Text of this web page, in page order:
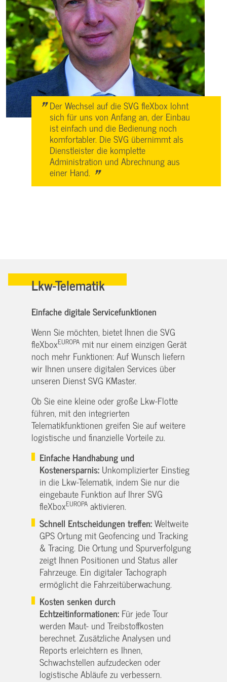
" Der Wechsel auf die SVG fleXbox lohnt
sich für uns von Anfang an, der Einbau
ist einfach und die Bedienung noch
komfortabler. Die SVG übernimmt als
Dienstleister die komplette
Administration und Abrechnung aus
einer Hand."
Lkw-Telematik
Einfache digitale Servicefunktionen
Wenn Sie möchten, bietet Ihnen die SVG
fleXboxEUROPA mit nur einem einzigen Gerät
noch mehr Funktionen: Auf Wunsch liefern
wir Ihnen unsere digitalen Services über
unseren Dienst SVG KMaster.
Ob Sie eine kleine oder große Lkw-Flotte
führen, mit den integrierten
Telematikfunktionen greifen Sie auf weitere
logistische und finanzielle Vorteile zu.
Einfache Handhabung und
Kostenersparnis: Unkomplizierter Einstieg
in die Lkw-Telematik, indem Sie nur die
eingebaute Funktion auf Ihrer SVG
fleXboxEUROPA aktivieren.
Schnell Entscheidungen treffen:Weltweite
GPS Ortung mit Geofencing und Tracking
& Tracing. Die Ortung und Spurverfolgung
zeigt Ihnen Positionen und Status aller
Fahrzeuge. Ein digitaler Tachograph
ermöglicht die Fahrzeitüberwachung.
Kosten senken durch
Echtzeitinformationen: Für jede Tour
werden Maut- und Treibstoffkosten
berechnet. Zusätzliche Analysen und
Reports erleichtern es Ihnen,
Schwachstellen aufzudecken oder
logistische Abläufe zu verbessern.